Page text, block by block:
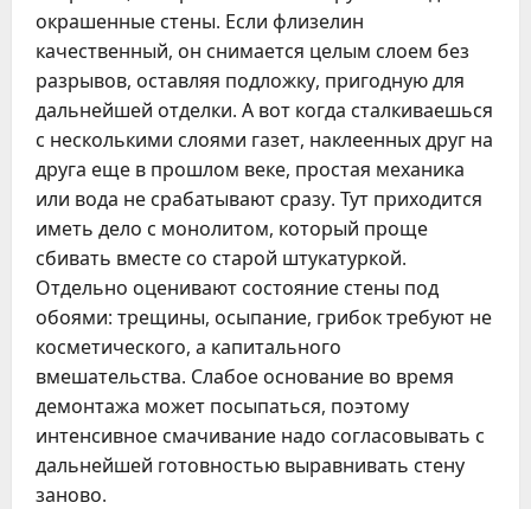
окрашенные стены. Если флизелин
качественный, он снимается целым слоем без
разрывов, оставляя подложку, пригодную для
дальнейшей отделки. А вот когда сталкиваешься
с несколькими слоями газет, наклеенных друг на
друга еще в прошлом веке, простая механика
или вода не срабатывают сразу. Тут приходится
иметь дело с монолитом, который проще
сбивать вместе со старой штукатуркой.
Отдельно оценивают состояние стены под
обоями: трещины, осыпание, грибок требуют не
косметического, а капитального
вмешательства. Слабое основание во время
демонтажа может посыпаться, поэтому
интенсивное смачивание надо согласовывать с
дальнейшей готовностью выравнивать стену
заново.